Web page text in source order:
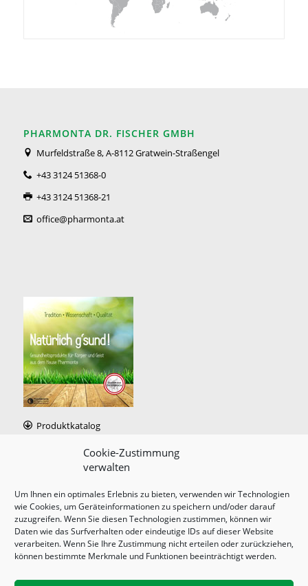
Cookie-Zustimmung
verwalten
Um Ihnen ein optimales Erlebnis zu bieten, verwenden wir Technologien
wie Cookies, um Geräteinformationen zu speichern und/oder darauf
zuzugreifen. Wenn Sie diesen Technologien zustimmen, können wir
Daten wie das Surfverhalten oder eindeutige IDs auf dieser Website
verarbeiten. Wenn Sie Ihre Zustimmung nicht erteilen oder zurückziehen,
können bestimmte Merkmale und Funktionen beeinträchtigt werden.
PHARMONTA DR. FISCHER GMBH
Murfeldstraße 8, A-8112 Gratwein-Straßengel
+43 3124 51368-0
+43 3124 51368-21
office@pharmonta.at
Produktkatalog
Impressum/Imprint
Datenschutzerklärung/Privacy policy
Cookie-Richtlinie/Cookie policy